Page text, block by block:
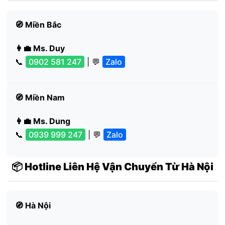
🧭 Miền Bắc
👩‍💼 Ms. Duy
📞
0902 581 247 | 💬 Zalo
🧭 Miền Nam
👩‍💼 Ms. Dung
📞
0939 999 247 | 💬 Zalo
📦 Hotline Liên Hệ Vận Chuyển Từ Hà Nội
🧭 Hà Nội